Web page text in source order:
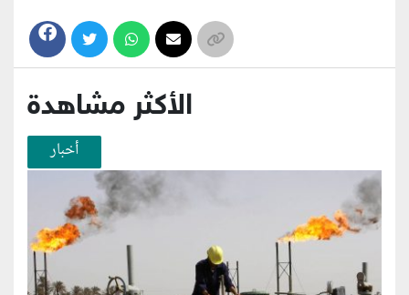
الأكثر مشاهدة
أخبار